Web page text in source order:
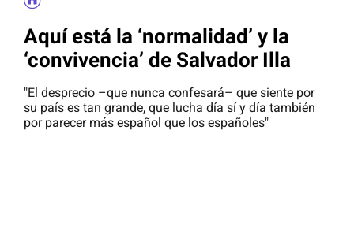
Aquí está la ‘normalidad’ y la
‘convivencia’ de Salvador Illa
"El desprecio –que nunca confesará– que siente por
su país es tan grande, que lucha día sí y día también
por parecer más español que los españoles"